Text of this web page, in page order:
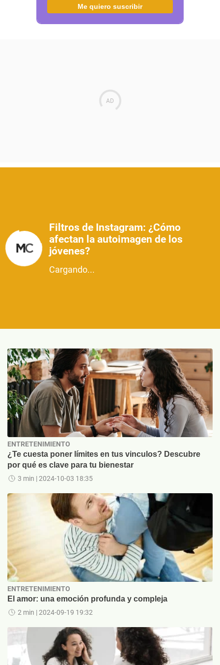
Me quiero suscribir
Filtros de Instagram: ¿Cómo
afectan la autoimagen de los
jóvenes?
Cargando...
ENTRETENIMIENTO
¿Te cuesta poner límites en tus vinculos? Descubre
por qué es clave para tu bienestar
3 min | 2024-10-03 18:35
ENTRETENIMIENTO
El amor: una emoción profunda y compleja
2 min | 2024-09-19 19:32